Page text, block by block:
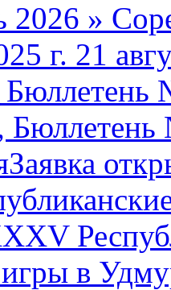
2026 »
г. 21
в